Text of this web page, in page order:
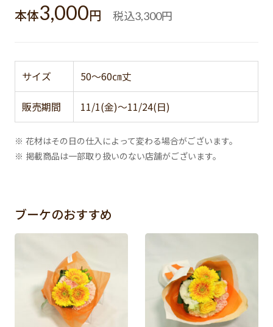
本体3,000円 税込3,300円
サイズ 50～60㎝丈
販売期間 11/1(金)～11/24(日)
※ 花材はその日の仕入によって変わる場合がございます。
※ 掲載商品は一部取り扱いのない店舗がございます。
ブーケのおすすめ